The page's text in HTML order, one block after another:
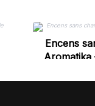
Encens
Aromatika